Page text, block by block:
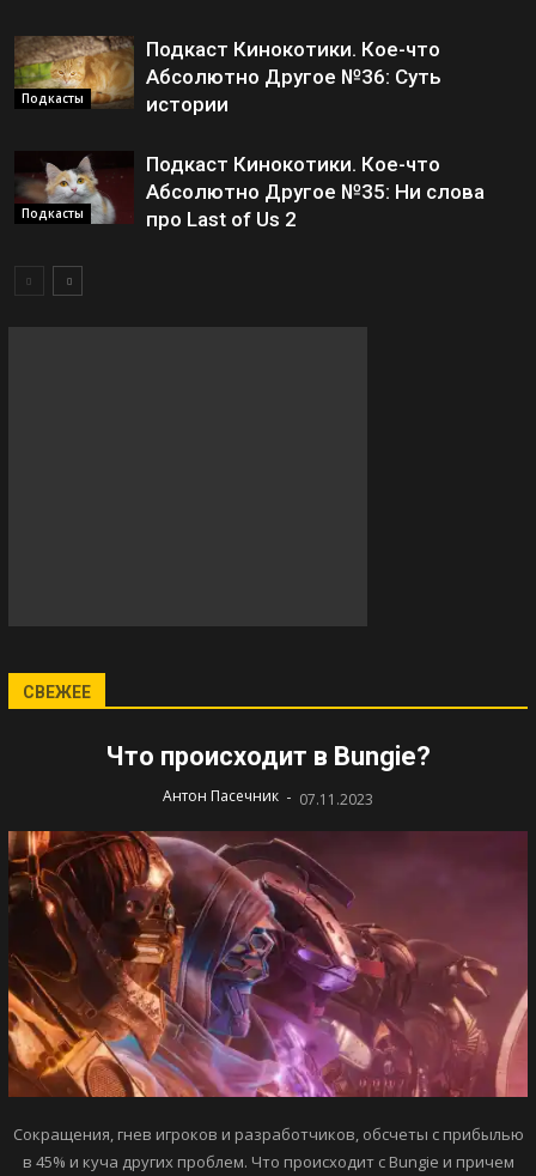
Подкасты
Подкаст Кинокотики. Кое-что
Абсолютно Другое №36: Суть
истории
Подкасты
Подкаст Кинокотики. Кое-что
Абсолютно Другое №35: Ни слова
про Last of Us 2
СВЕЖЕЕ
Что происходит в Bungie?
Антон Пасечник - 07.11.2023
Сокращения, гнев игроков и разработчиков, обсчеты с прибылью
в 45% и куча других проблем. Что происходит с Bungie и причем